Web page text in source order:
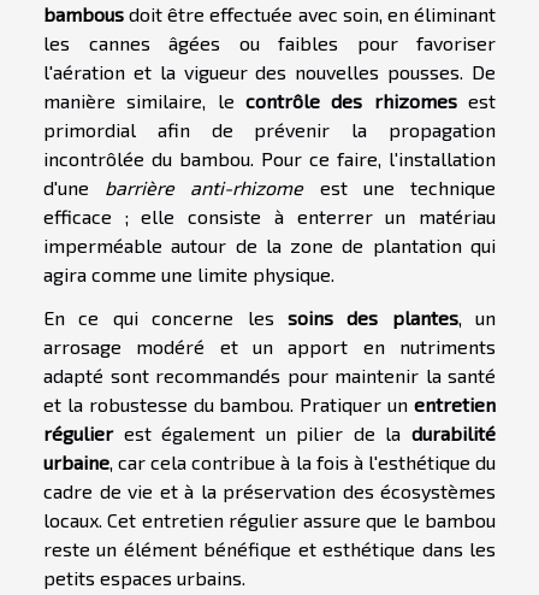
bambous doit être effectuée avec soin, en éliminant
les cannes âgées ou faibles pour favoriser
l'aération et la vigueur des nouvelles pousses. De
manière similaire, le contrôle des rhizomesest
primordial afin de prévenir la propagation
incontrôlée du bambou. Pour ce faire, l'installation
d'une barrière anti-rhizomeest une technique
efficace ; elle consiste à enterrer un matériau
imperméable autour de la zone de plantation qui
agira comme une limite physique.
En ce qui concerne les soins des plantes, un
arrosage modéré et un apport en nutriments
adapté sont recommandés pour maintenir la santé
et la robustesse du bambou. Pratiquer un entretien
régulierest également un pilier de la durabilité
urbaine, car cela contribue à la fois à l'esthétique du
cadre de vie et à la préservation des écosystèmes
locaux. Cet entretien régulier assure que le bambou
reste un élément bénéfique et esthétique dans les
petits espaces urbains.